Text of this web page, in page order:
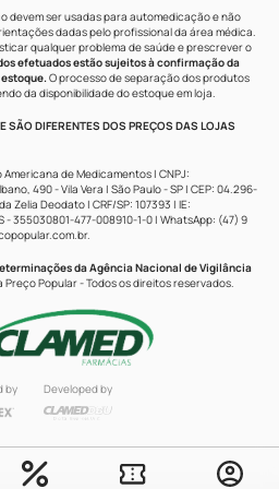
devem ser usadas para automedicação e não
dadas pelo profissional da área médica.
qualquer problema de saúde e prescrever o
efetuados estão sujeitos à confirmação da
O processo de separação dos produtos
da disponibilidade do estoque em loja.
SÃO DIFERENTES DOS PREÇOS DAS LOJAS
Americana de Medicamentos | CNPJ:
490 - Vila Vera | São Paulo - SP | CEP: 04.296-
Zelia Deodato | CRF/SP: 107393 | IE:
- 355030801-477-008910-1-0 | WhatsApp: (47) 9
.
da Agência Nacional de Vigilância
Popular - Todos os direitos reservados.
by Developed by